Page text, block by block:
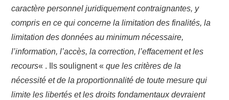
caractère personnel juridiquement contraignantes, y
compris en ce qui concerne la limitation des finalités, la
limitation des données au minimum nécessaire,
l’information, l’accès, la correction, l’effacement et les
recours« . Ils soulignent «que les critères de la
nécessité et de la proportionnalité de toute mesure qui
limite les libertés et les droits fondamentaux devraient